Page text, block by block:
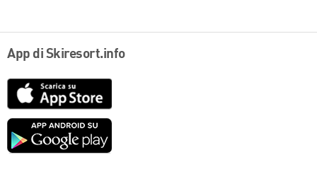
App di Skiresort.info
Google